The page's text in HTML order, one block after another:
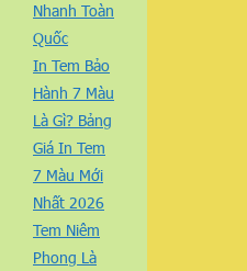
Nhanh Toàn
Quốc
In Tem Bảo
Hành 7 Màu
Là Gì? Bảng
Giá In Tem
7 Màu Mới
Nhất 2026
Tem Niêm
Phong Là